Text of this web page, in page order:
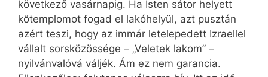
következő vasárnapig. Ha ­Isten sátor helyett
kőtemplomot fogad el lakóhelyül, azt pusztán
azért teszi, hogy az immár letelepedett Izraellel
vállalt sorsközössége – „Veletek lakom” –
nyilvánvalóvá váljék. Ám ez nem garancia.